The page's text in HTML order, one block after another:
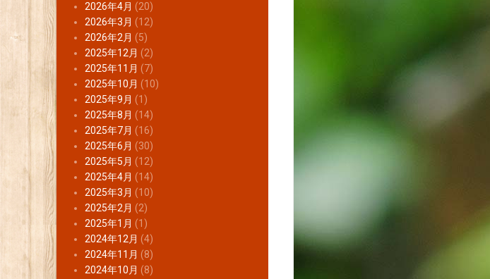
2026年4月 (20)
2026年3月 (12)
2026年2月 (5)
2025年12月 (2)
2025年11月 (7)
2025年10月 (10)
2025年9月 (1)
2025年8月 (14)
2025年7月 (16)
2025年6月 (30)
2025年5月 (12)
2025年4月 (14)
2025年3月 (10)
2025年2月 (2)
2025年1月 (1)
2024年12月 (4)
2024年11月 (8)
2024年10月 (8)